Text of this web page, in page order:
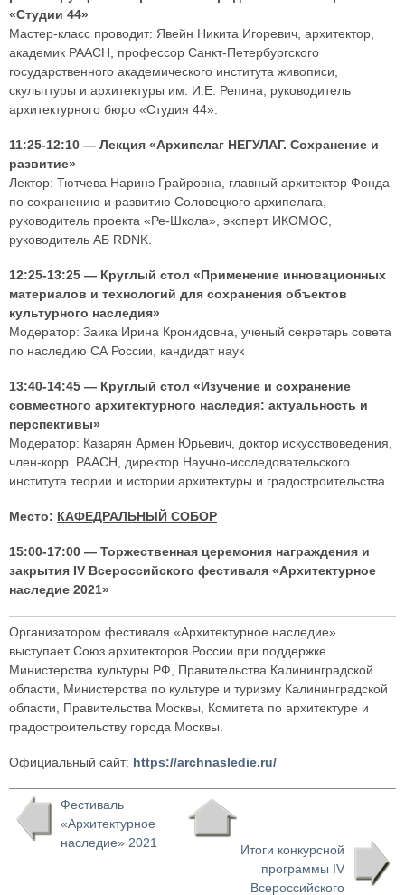
«Студии 44»
Мастер-класс проводит: Явейн Никита Игоревич, архитектор,
академик РААСН, профессор Санкт-Петербургского
государственного академического института живописи,
скульптуры и архитектуры им. И.Е. Репина, руководитель
архитектурного бюро «Студия 44».
11:25-12:10 — Лекция «Архипелаг НЕГУЛАГ. Сохранение и
развитие»
Лектор: Тютчева Наринэ Грайровна, главный архитектор Фонда
по сохранению и развитию Соловецкого архипелага,
руководитель проекта «Ре-Школа», эксперт ИКОМОС,
руководитель АБ RDNK.
12:25-13:25 — Круглый стол «Применение инновационных
материалов и технологий для сохранения объектов
культурного наследия»
Модератор: Заика Ирина Кронидовна, ученый секретарь совета
по наследию СА России, кандидат наук
13:40-14:45 — Круглый стол «Изучение и сохранение
совместного архитектурного наследия: актуальность и
перспективы»
Модератор: Казарян Армен Юрьевич, доктор искусствоведения,
член-корр. РААСН, директор Научно-исследовательского
института теории и истории архитектуры и градостроительства.
Место: КАФЕДРАЛЬНЫЙ СОБОР
15:00-17:00 — Торжественная церемония награждения и
закрытия IV Всероссийского фестиваля «Архитектурное
наследие 2021»
Организатором фестиваля «Архитектурное наследие»
выступает Союз архитекторов России при поддержке
Министерства культуры РФ, Правительства Калининградской
области, Министерства по культуре и туризму Калининградской
области, Правительства Москвы, Комитета по архитектуре и
градостроительству города Москвы.
Официальный сайт: https://archnasledie.ru/
Фестиваль
«Архитектурное
наследие» 2021
Итоги конкурсной
программы IV
Всероссийского